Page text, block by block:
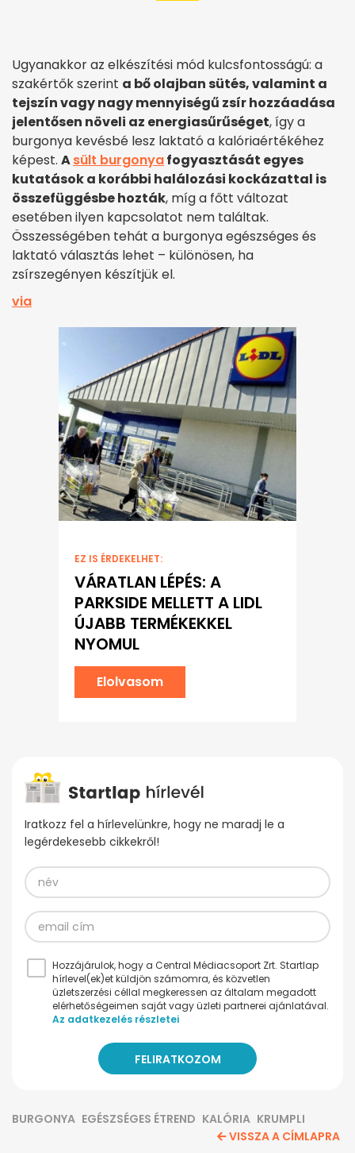
Ugyanakkor az elkészítési mód kulcsfontosságú: a
szakértők szerint a bő olajban sütés, valamint a
tejszín vagy nagy mennyiségű zsír hozzáadása
jelentősen növeli az energiasűrűséget, így a
burgonya kevésbé lesz laktató a kalóriaértékéhez
képest. Asült burgonyafogyasztását egyes
kutatások a korábbi halálozási kockázattal is
összefüggésbe hozták, míg a főtt változat
esetében ilyen kapcsolatot nem találtak.
Összességében tehát a burgonya egészséges és
laktató választás lehet – különösen, ha
zsírszegényen készítjük el.
via
EZ IS ÉRDEKELHET:
VÁRATLAN LÉPÉS: A
PARKSIDE MELLETT A LIDL
ÚJABB TERMÉKEKKEL
NYOMUL
Elolvasom
Iratkozz fel a hírlevelünkre, hogy ne maradj le a
legérdekesebb cikkekről!
Hozzájárulok, hogy a Central Médiacsoport Zrt. Startlap
hírlevel(ek)et küldjön számomra, és közvetlen
üzletszerzési céllal megkeressen az általam megadott
elérhetőségeimen saját vagy üzleti partnerei ajánlatával.
Az adatkezelés részletei
BURGONYA EGÉSZSÉGES ÉTREND KALÓRIA KRUMPLI
VISSZA A CÍMLAPRA